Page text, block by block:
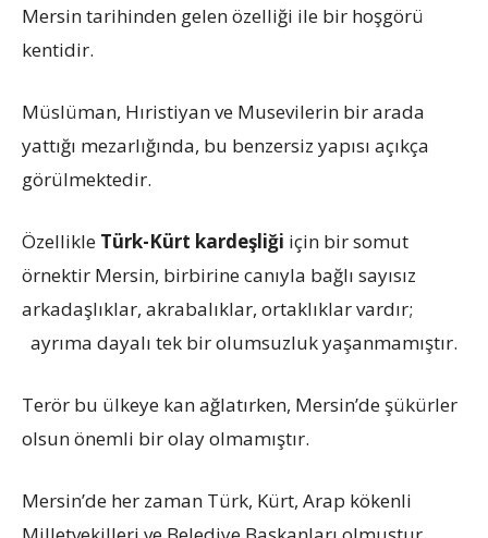
Mersin tarihinden gelen özelliği ile bir hoşgörü
kentidir.
Müslüman, Hıristiyan ve Musevilerin bir arada
yattığı mezarlığında, bu benzersiz yapısı açıkça
görülmektedir.
Özellikle Türk-Kürt kardeşliği için bir somut
örnektir Mersin, birbirine canıyla bağlı sayısız
arkadaşlıklar, akrabalıklar, ortaklıklar vardır;
ayrıma dayalı tek bir olumsuzluk yaşanmamıştır.
Terör bu ülkeye kan ağlatırken, Mersin’de şükürler
olsun önemli bir olay olmamıştır.
Mersin’de her zaman Türk, Kürt, Arap kökenli